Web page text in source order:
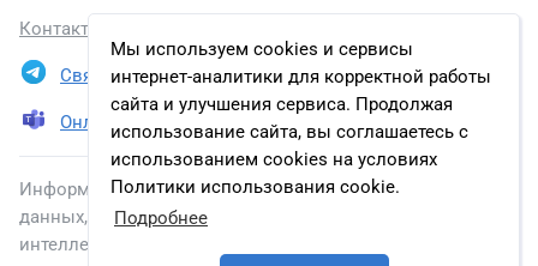
Мы используем cookies и сервисы
интернет-аналитики для корректной работы
сайта и улучшения сервиса. Продолжая
использование сайта, вы соглашаетесь с
использованием cookies на условиях
Политики использования cookie.
Подробнее
Контакты
Связаться в Telegram
Онлайн презентация
Информация, размещенная на сайте, включена в базу
данных, зарегистрированную в Федеральной службе по
интеллектуальной собственности.